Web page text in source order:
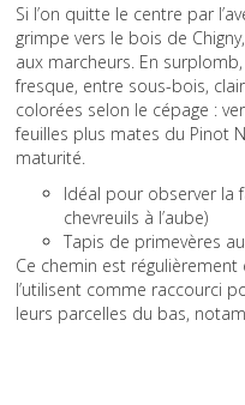
Si l’on quitte le centre par
grimpe vers le bois de
aux marcheurs. En
fresque, entre sous-bois,
colorées selon le cépage :
feuilles plus mates du Pinot
maturité.
Idéal pour observer la
chevreuils à l’aube)
Tapis de primevères
Ce chemin est
l’utilisent comme raccourci
leurs parcelles du bas,